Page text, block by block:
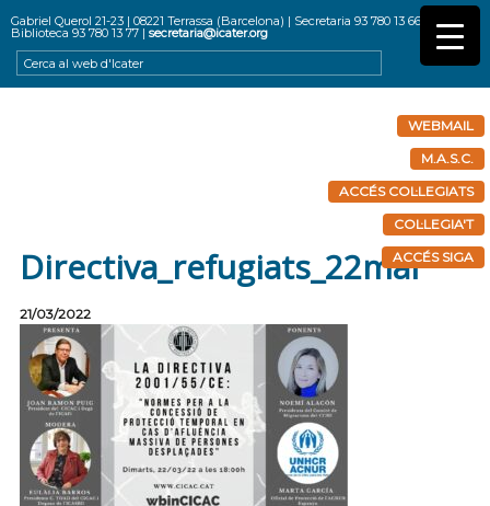
Gabriel Querol 21-23 | 08221 Terrassa (Barcelona) | Secretaria 93 780 13 66 |
Biblioteca 93 780 13 77 |secretaria@icater.org
WEBMAIL
M.A.S.C.
ACCÉS COL·LEGIATS
COL·LEGIA'T
ACCÉS SIGA
Directiva_refugiats_22mar
21/03/2022